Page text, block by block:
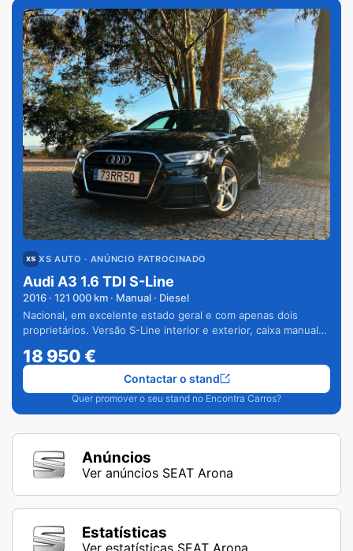
XS AUTO · ANÚNCIO PATROCINADO
Audi A3 1.6 TDI S-Line
2016 · 121 000 km · Manual · Diesel
Nacional, em excelente estado geral e com apenas dois
proprietários. Versão S-Line interior e exterior, caixa manual
18 950€
Quer promover o seu stand no Encontra Carros?
Contactar o stand
Anúncios
Ver anúncios SEAT Arona
Estatísticas
Ver estatísticas SEAT Arona